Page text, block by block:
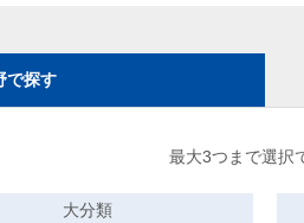
で探す
最大3つまで選択
大分類